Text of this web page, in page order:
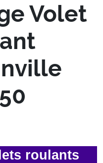
Volet
roulants